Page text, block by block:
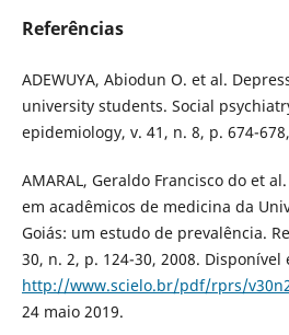
Referências
ADEWUYA, Abiodun O. et al.
university students. Social
epidemiology, v. 41, n. 8, p. 674-
AMARAL, Geraldo Francisco do et
em acadêmicos de medicina da
Goiás: um estudo de prevalência.
30, n. 2, p. 124-30, 2008. Disponível
http://www.scielo.br/pdf/rprs/
24 maio 2019.